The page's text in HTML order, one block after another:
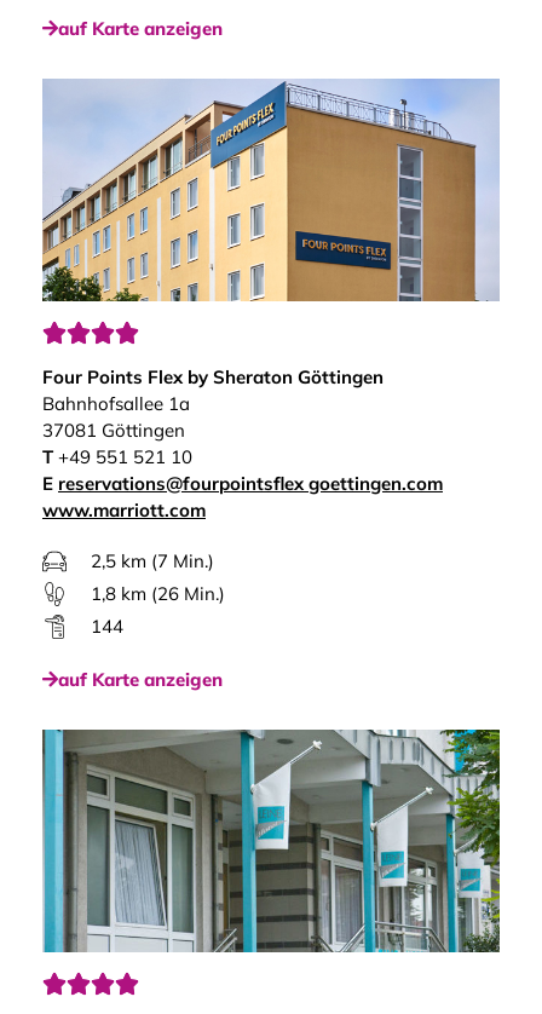
auf Karte anzeigen

Four Points Flex by Sheraton Göttingen
Bahnhofsallee 1a
37081 Göttingen
T+49 551 521 10
E reservations@fourpointsflex goettingen.com
www.marriott.com
2,5 km (7 Min.)
1,8 km (26 Min.)
144
auf Karte anzeigen
